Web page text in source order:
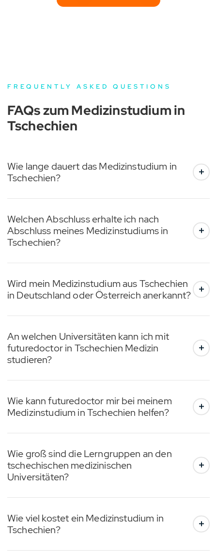
FREQUENTLY ASKED QUESTIONS
FAQs zum Medizinstudium in
Tschechien
Wie lange dauert das Medizinstudium in
Tschechien?
Welchen Abschluss erhalte ich nach
Abschluss meines Medizinstudiums in
Tschechien?
Wird mein Medizinstudium aus Tschechien
in Deutschland oder Österreich anerkannt?
An welchen Universitäten kann ich mit
futuredoctor in Tschechien Medizin
studieren?
Wie kann futuredoctor mir bei meinem
Medizinstudium in Tschechien helfen?
Wie groß sind die Lerngruppen an den
tschechischen medizinischen
Universitäten?
Wie viel kostet ein Medizinstudium in
Tschechien?